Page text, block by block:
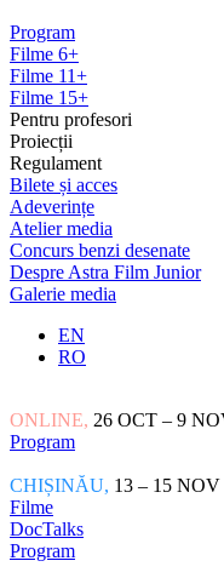
Program
Filme 6+
Filme 11+
Filme 15+
Pentru profesori
Proiecții
Regulament
Bilete și acces
Adeverințe
Atelier media
Concurs benzi desenate
Despre Astra Film Junior
Galerie media
EN
RO
ONLINE, 26 OCT – 9
Program
CHIȘINĂU, 13 – 15 NOV
Filme
DocTalks
Program